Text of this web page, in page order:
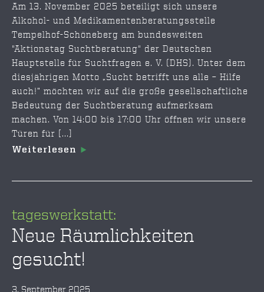
Am 13. November 2025 beteiligt sich unsere
Alkohol- und Medikamentenberatungsstelle
Tempelhof-Schöneberg am bundesweiten
"Aktionstag Suchtberatung" der Deutschen
Hauptstelle für Suchtfragen e. V. (DHS). Unter dem
diesjährigen Motto „Sucht betrifft uns alle – Hilfe
auch!“ möchten wir auf die große gesellschaftliche
Bedeutung der Suchtberatung aufmerksam
machen. Von 14:00 bis 17:00 Uhr öffnen wir unsere
Türen für [...]
Weiterlesen
tageswerkstatt:
Neue Räumlichkeiten
gesucht!
3. September 2025